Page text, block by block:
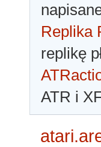
Replika
replikę
ATR i